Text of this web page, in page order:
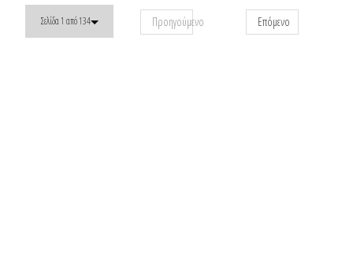
Σελίδα 1 από 134 Προηγούμενο Επόμενο